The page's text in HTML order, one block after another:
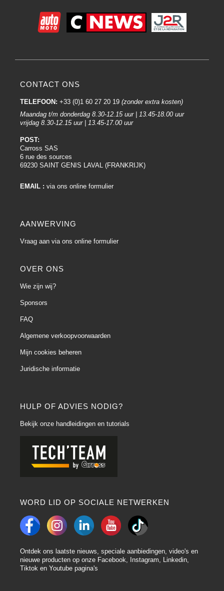
HULP OF ADVIES NODIG?
Bekijk onze handleidingen en tutorials
WORD LID OP SOCIALE NETWERKEN
Ontdek ons laatste nieuws, speciale aanbiedingen, video's en
nieuwe producten op onze Facebook, Instagram, Linkedin,
Tiktok en Youtube pagina's
CONTACT ONS
TELEFOON: +33 (0)1 60 27 20 19 (zonder extra kosten)
Maandag t/m donderdag 8.30-12.15 uur | 13.45-18.00 uur
vrijdag 8.30-12.15 uur | 13.45-17.00 uur
POST:
Carross SAS
6 rue des sources
69230 SAINT GENIS LAVAL (FRANKRIJK)
EMAIL : via ons online formulier
AANWERVING
Vraag aan via ons online formulier
OVER ONS
Wie zijn wij?
Sponsors
FAQ
Algemene verkoopvoorwaarden
Mijn cookies beheren
Juridische informatie